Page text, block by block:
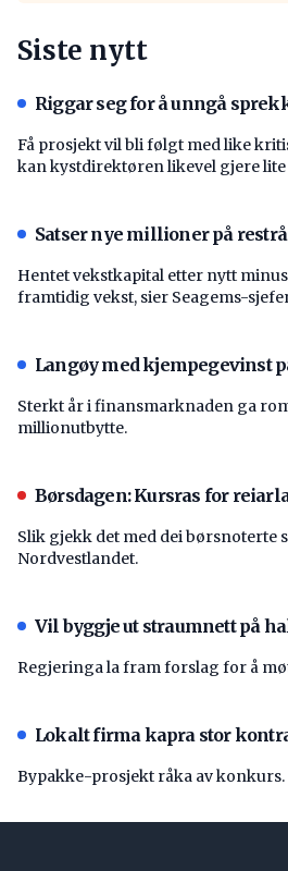
Siste nytt
Riggar seg for å unngå
Få prosjekt vil bli følgt med like
kan kystdirektøren likevel gjere lite
Satser nye millioner på
Hentet vekstkapital etter nytt
framtidig vekst, sier Seagems-
Langøy med kjempegevinst
Sterkt år i finansmarknaden ga
millionutbytte.
Børsdagen: Kursras for
Slik gjekk det med dei børsnoterte
Nordvestlandet.
Vil byggje ut straumnett på
Regjeringa la fram forslag for å
Lokalt firma kapra stor
Bypakke-prosjekt råka av konkurs.